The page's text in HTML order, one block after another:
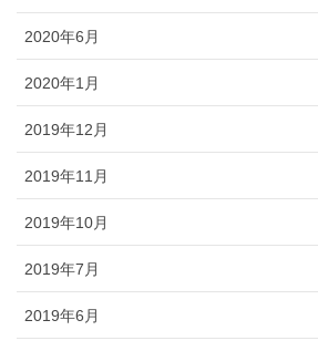
2020年6月
2020年1月
2019年12月
2019年11月
2019年10月
2019年7月
2019年6月